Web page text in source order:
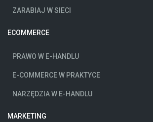
ZARABIAJ W SIECI
ECOMMERCE
PRAWO W E-HANDLU
E-COMMERCE W PRAKTYCE
NARZĘDZIA W E-HANDLU
MARKETING